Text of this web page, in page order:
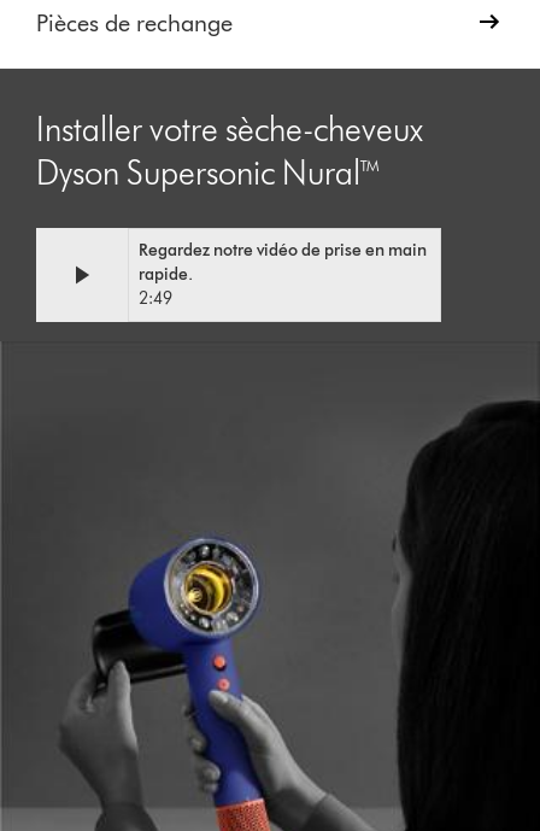
Pièces de rechange
Installer votre sèche-cheveux
Dyson Supersonic Nural™
Transcript
transcription
Regardez notre vidéo de prise en main
rapide.
2:49